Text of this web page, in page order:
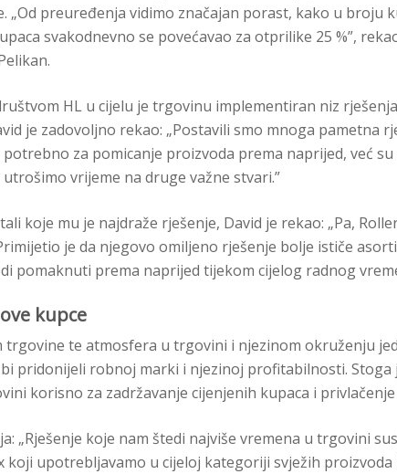
„Od preuređenja vidimo značajan porast, kako u broju
svakodnevno se povećavao za otprilike 25 %”,
HL u cijelu je trgovinu implementiran niz
je zadovoljno rekao: „Postavili smo mnoga pametna
za pomicanje proizvoda prema naprijed, već
vrijeme na druge važne stvari.”
koje mu je najdraže rješenje, David je rekao: „Pa,
je da njegovo omiljeno rješenje bolje ističe
pomaknuti prema naprijed tijekom cijelog radnog
kupce
trgovine te atmosfera u trgovini i njezinom okruženju
pridonijeli robnoj marki i njezinoj profitabilnosti. Stoga
korisno za zadržavanje cijenjenih kupaca i
„Rješenje koje nam štedi najviše vremena u trgovini
upotrebljavamo u cijeloj kategoriji svježih proizvoda